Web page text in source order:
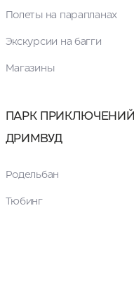
Полеты на парапланах
Экскурсии на багги
Магазины
ПАРК ПРИКЛЮЧЕНИЙ
ДРИМВУД
Родельбан
Тюбинг